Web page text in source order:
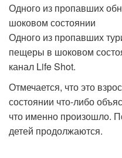
Одного из пропавших
шоковом состоянии
Одного из пропавших
пещеры в шоковом
канал Life Shot.
Отмечается, что это
состоянии что-либо
что именно произошло.
детей продолжаются.